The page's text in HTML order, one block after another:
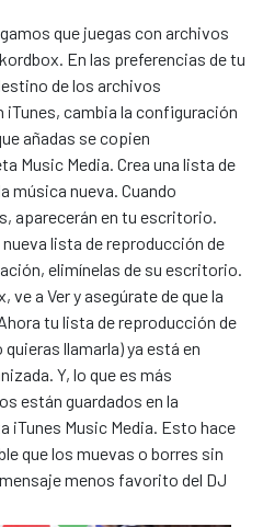
que juegas con archivos
En las preferencias de tu
de los archivos
cambia la configuración
añadas se copien
Music Media. Crea una lista de
música nueva. Cuando
aparecerán en tu escritorio.
lista de reproducción de
elimínelas de su escritorio.
a Ver y asegúrate de que la
tu lista de reproducción de
llamarla) ya está en
Y, lo que es más
están guardados en la
iTunes Music Media. Esto hace
que los muevas o borres sin
menos favorito del DJ